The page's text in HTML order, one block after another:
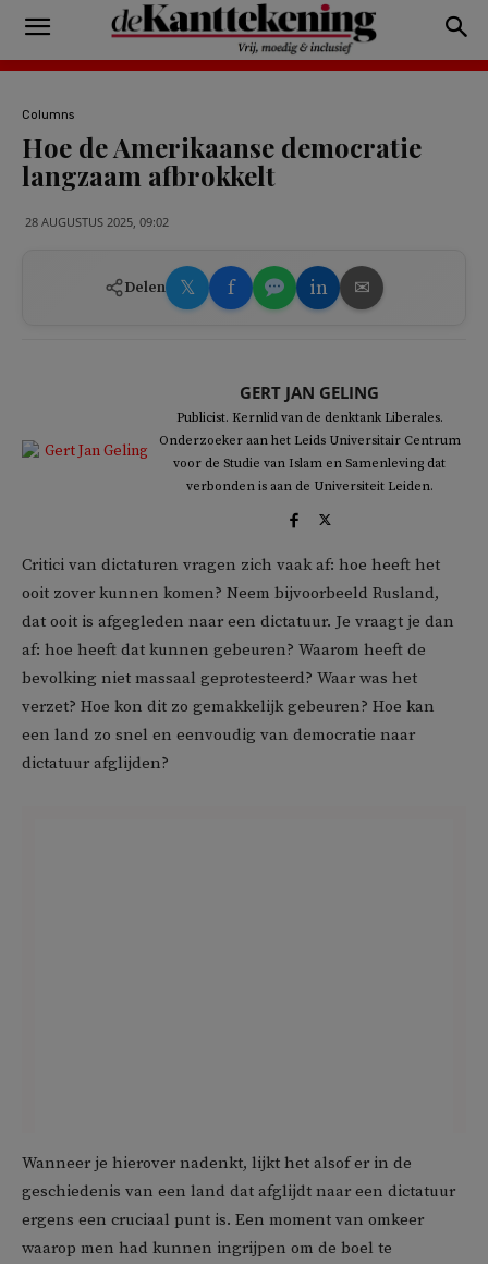
Columns
Hoe de Amerikaanse democratie
langzaam afbrokkelt
28 AUGUSTUS 2025, 09:02
Delen 𝕏 f in ✉
GERT JAN GELING
Publicist. Kernlid van de denktank Liberales.
Onderzoeker aan het Leids Universitair Centrum
voor de Studie van Islam en Samenleving dat
verbonden is aan de Universiteit Leiden.
Critici van dictaturen vragen zich vaak af: hoe heeft het
ooit zover kunnen komen? Neem bijvoorbeeld Rusland,
dat ooit is afgegleden naar een dictatuur. Je vraagt je dan
af: hoe heeft dat kunnen gebeuren? Waarom heeft de
bevolking niet massaal geprotesteerd? Waar was het
verzet? Hoe kon dit zo gemakkelijk gebeuren? Hoe kan
een land zo snel en eenvoudig van democratie naar
dictatuur afglijden?
Wanneer je hierover nadenkt, lijkt het alsof er in de
geschiedenis van een land dat afglijdt naar een dictatuur
ergens een cruciaal punt is. Een moment van omkeer
waarop men had kunnen ingrijpen om de boel te